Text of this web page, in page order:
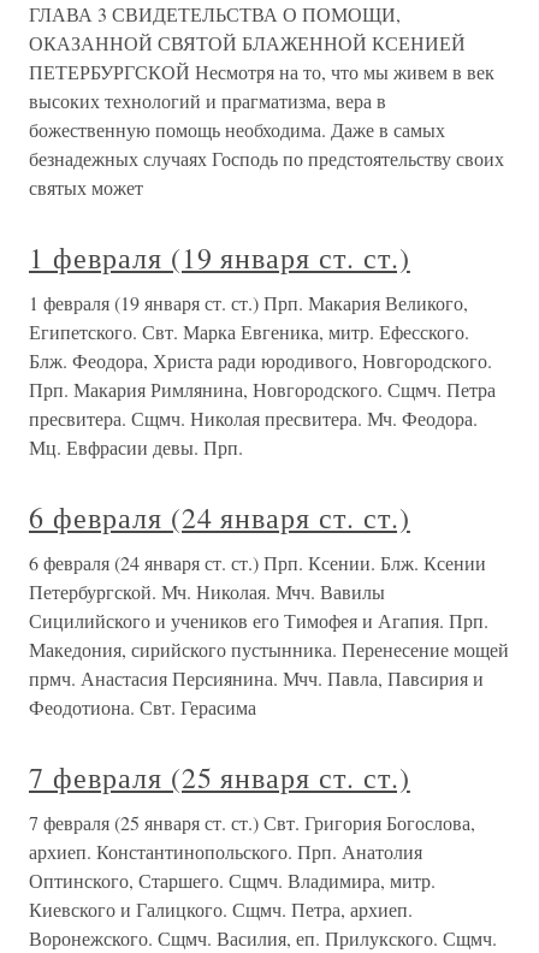
ГЛАВА 3 СВИДЕТЕЛЬСТВА О ПОМОЩИ,
ОКАЗАННОЙ СВЯТОЙ БЛАЖЕННОЙ КСЕНИЕЙ
ПЕТЕРБУРГСКОЙ Несмотря на то, что мы живем в век
высоких технологий и прагматизма, вера в
божественную помощь необходима. Даже в самых
безнадежных случаях Господь по предстоятельству своих
святых может
1 февраля (19 января ст. ст.)
1 февраля (19 января ст. ст.) Прп. Макария Великого,
Египетского. Свт. Марка Евгеника, митр. Ефесского.
Блж. Феодора, Христа ради юродивого, Новгородского.
Прп. Макария Римлянина, Новгородского. Сщмч. Петра
пресвитера. Сщмч. Николая пресвитера. Мч. Феодора.
Мц. Евфрасии девы. Прп.
6 февраля (24 января ст. ст.)
6 февраля (24 января ст. ст.) Прп. Ксении. Блж. Ксении
Петербургской. Мч. Николая. Мчч. Вавилы
Сицилийского и учеников его Тимофея и Агапия. Прп.
Македония, сирийского пустынника. Перенесение мощей
прмч. Анастасия Персиянина. Мчч. Павла, Павсирия и
Феодотиона. Свт. Герасима
7 февраля (25 января ст. ст.)
7 февраля (25 января ст. ст.) Свт. Григория Богослова,
архиеп. Константинопольского. Прп. Анатолия
Оптинского, Старшего. Сщмч. Владимира, митр.
Киевского и Галицкого. Сщмч. Петра, архиеп.
Воронежского. Сщмч. Василия, еп. Прилукского. Сщмч.